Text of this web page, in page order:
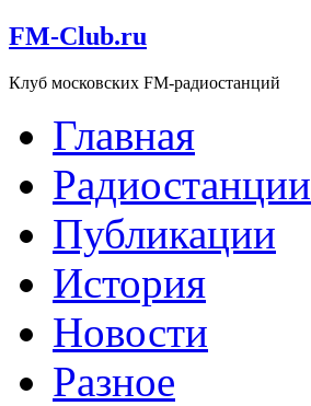
FM-Club.ru
Клуб московских FM-радиостанций
Главная
Радиостанции
Публикации
История
Новости
Разное